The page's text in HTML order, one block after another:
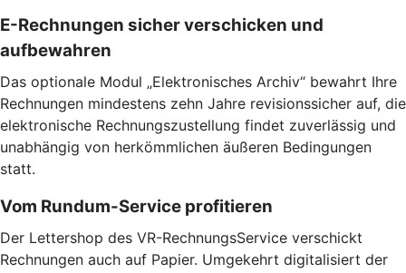
E-Rechnungen sicher verschicken und
aufbewahren
Das optionale Modul „Elektronisches Archiv“ bewahrt Ihre
Rechnungen mindestens zehn Jahre revisionssicher auf, die
elektronische Rechnungszustellung findet zuverlässig und
unabhängig von herkömmlichen äußeren Bedingungen
statt.
Vom Rundum-Service profitieren
Der Lettershop des VR-RechnungsService verschickt
Rechnungen auch auf Papier. Umgekehrt digitalisiert der